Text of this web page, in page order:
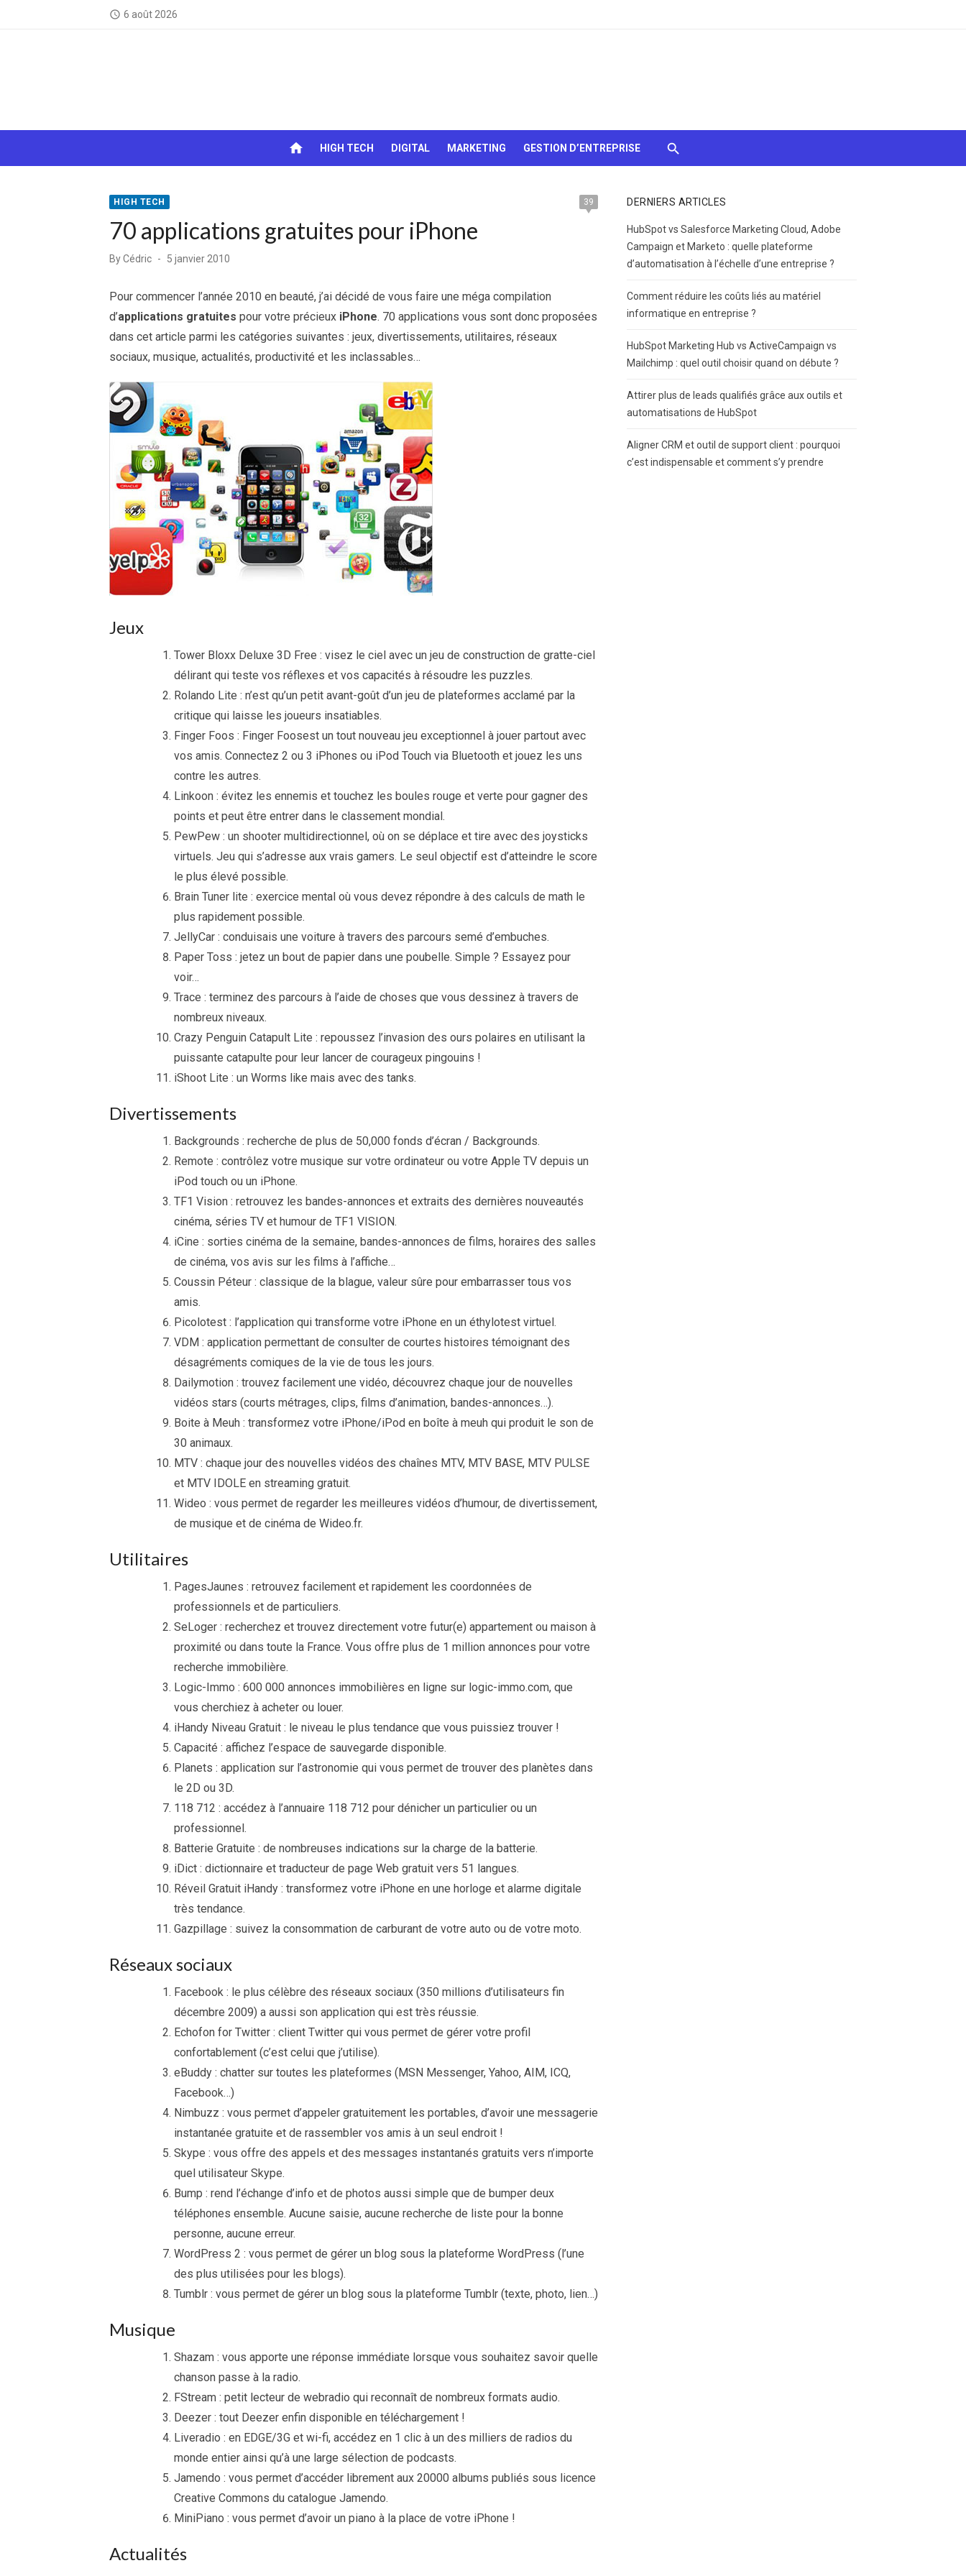
access_time 6 août 2026
chocolats…
home HIGH TECH DIGITAL MARKETING GESTION D’ENTREPRISE
HIGH TECH 39
70 applications gratuites pour iPhone
ByCédric
Posted
5 janvier 2010
Pour commencer l’année 2010 en beauté, j’ai décidé de vous faire une méga compilation
d’applications gratuites pour votre précieux iPhone. 70 applications vous sont donc proposées
dans cet article parmi les catégories suivantes : jeux, divertissements, utilitaires, réseaux
sociaux, musique, actualités, productivité et les inclassables…
Jeux
Tower Bloxx Deluxe 3D Free : visez le ciel avec un jeu de construction de gratte-ciel
délirant qui teste vos réflexes et vos capacités à résoudre les puzzles.
Rolando Lite : n’est qu’un petit avant-goût d’un jeu de plateformes acclamé par la
critique qui laisse les joueurs insatiables.
Finger Foos : Finger Foosest un tout nouveau jeu exceptionnel à jouer partout avec
vos amis. Connectez 2 ou 3 iPhones ou iPod Touch via Bluetooth et jouez les uns
contre les autres.
Linkoon : évitez les ennemis et touchez les boules rouge et verte pour gagner des
points et peut être entrer dans le classement mondial.
PewPew : un shooter multidirectionnel, où on se déplace et tire avec des joysticks
virtuels. Jeu qui s’adresse aux vrais gamers. Le seul objectif est d’atteindre le score
le plus élevé possible.
Brain Tuner lite : exercice mental où vous devez répondre à des calculs de math le
plus rapidement possible.
JellyCar : conduisais une voiture à travers des parcours semé d’embuches.
Paper Toss : jetez un bout de papier dans une poubelle. Simple ? Essayez pour
voir…
Trace : terminez des parcours à l’aide de choses que vous dessinez à travers de
nombreux niveaux.
Crazy Penguin Catapult Lite : repoussez l’invasion des ours polaires en utilisant la
puissante catapulte pour leur lancer de courageux pingouins !
iShoot Lite : un Worms like mais avec des tanks.
Divertissements
Backgrounds : recherche de plus de 50,000 fonds d’écran / Backgrounds.
Remote : contrôlez votre musique sur votre ordinateur ou votre Apple TV depuis un
iPod touch ou un iPhone.
TF1 Vision : retrouvez les bandes-annonces et extraits des dernières nouveautés
cinéma, séries TV et humour de TF1 VISION.
iCine : sorties cinéma de la semaine, bandes-annonces de films, horaires des salles
de cinéma, vos avis sur les films à l’affiche…
Coussin Péteur : classique de la blague, valeur sûre pour embarrasser tous vos
amis.
Picolotest : l’application qui transforme votre iPhone en un éthylotest virtuel.
VDM : application permettant de consulter de courtes histoires témoignant des
désagréments comiques de la vie de tous les jours.
Dailymotion : trouvez facilement une vidéo, découvrez chaque jour de nouvelles
vidéos stars (courts métrages, clips, films d’animation, bandes-annonces…).
Boite à Meuh : transformez votre iPhone/iPod en boîte à meuh qui produit le son de
30 animaux.
MTV : chaque jour des nouvelles vidéos des chaînes MTV, MTV BASE, MTV PULSE
et MTV IDOLE en streaming gratuit.
Wideo : vous permet de regarder les meilleures vidéos d’humour, de divertissement,
de musique et de cinéma de Wideo.fr.
Utilitaires
PagesJaunes : retrouvez facilement et rapidement les coordonnées de
professionnels et de particuliers.
SeLoger : recherchez et trouvez directement votre futur(e) appartement ou maison à
proximité ou dans toute la France. Vous offre plus de 1 million annonces pour votre
recherche immobilière.
Logic-Immo : 600 000 annonces immobilières en ligne sur logic-immo.com, que
vous cherchiez à acheter ou louer.
iHandy Niveau Gratuit : le niveau le plus tendance que vous puissiez trouver !
Capacité : affichez l’espace de sauvegarde disponible.
Planets : application sur l’astronomie qui vous permet de trouver des planètes dans
le 2D ou 3D.
118 712 : accédez à l’annuaire 118 712 pour dénicher un particulier ou un
professionnel.
Batterie Gratuite : de nombreuses indications sur la charge de la batterie.
iDict : dictionnaire et traducteur de page Web gratuit vers 51 langues.
Réveil Gratuit iHandy : transformez votre iPhone en une horloge et alarme digitale
très tendance.
Gazpillage : suivez la consommation de carburant de votre auto ou de votre moto.
Réseaux sociaux
Facebook : le plus célèbre des réseaux sociaux (350 millions d’utilisateurs fin
décembre 2009) a aussi son application qui est très réussie.
Echofon for Twitter : client Twitter qui vous permet de gérer votre profil
confortablement (c’est celui que j’utilise).
eBuddy : chatter sur toutes les plateformes (MSN Messenger, Yahoo, AIM, ICQ,
Facebook…)
Nimbuzz : vous permet d’appeler gratuitement les portables, d’avoir une messagerie
instantanée gratuite et de rassembler vos amis à un seul endroit !
Skype : vous offre des appels et des messages instantanés gratuits vers n’importe
quel utilisateur Skype.
Bump : rend l’échange d’info et de photos aussi simple que de bumper deux
téléphones ensemble. Aucune saisie, aucune recherche de liste pour la bonne
personne, aucune erreur.
WordPress 2 : vous permet de gérer un blog sous la plateforme WordPress (l’une
des plus utilisées pour les blogs).
Tumblr : vous permet de gérer un blog sous la plateforme Tumblr (texte, photo, lien…)
Musique
Shazam : vous apporte une réponse immédiate lorsque vous souhaitez savoir quelle
chanson passe à la radio.
FStream : petit lecteur de webradio qui reconnaît de nombreux formats audio.
Deezer : tout Deezer enfin disponible en téléchargement !
Liveradio : en EDGE/3G et wi-fi, accédez en 1 clic à un des milliers de radios du
monde entier ainsi qu’à une large sélection de podcasts.
Jamendo : vous permet d’accéder librement aux 20000 albums publiés sous licence
Creative Commons du catalogue Jamendo.
MiniPiano : vous permet d’avoir un piano à la place de votre iPhone !
Actualités
DERNIERS ARTICLES
HubSpot vs Salesforce Marketing Cloud, Adobe
Campaign et Marketo : quelle plateforme
d’automatisation à l’échelle d’une entreprise ?
Comment réduire les coûts liés au matériel
informatique en entreprise ?
HubSpot Marketing Hub vs ActiveCampaign vs
Mailchimp : quel outil choisir quand on débute ?
Attirer plus de leads qualifiés grâce aux outils et
automatisations de HubSpot
Aligner CRM et outil de support client : pourquoi
c’est indispensable et comment s’y prendre